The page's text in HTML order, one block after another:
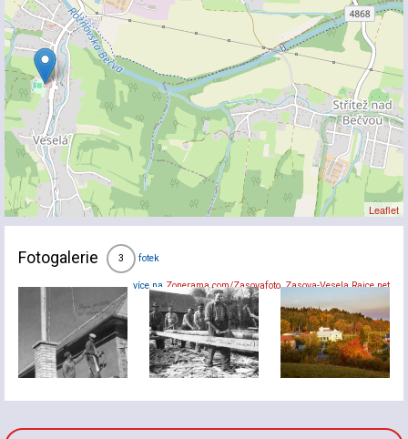
Leaflet
Fotogalerie 3 fotek
více na Zonerama.com/Zasovafoto,Zasova-Vesela.Rajce.net